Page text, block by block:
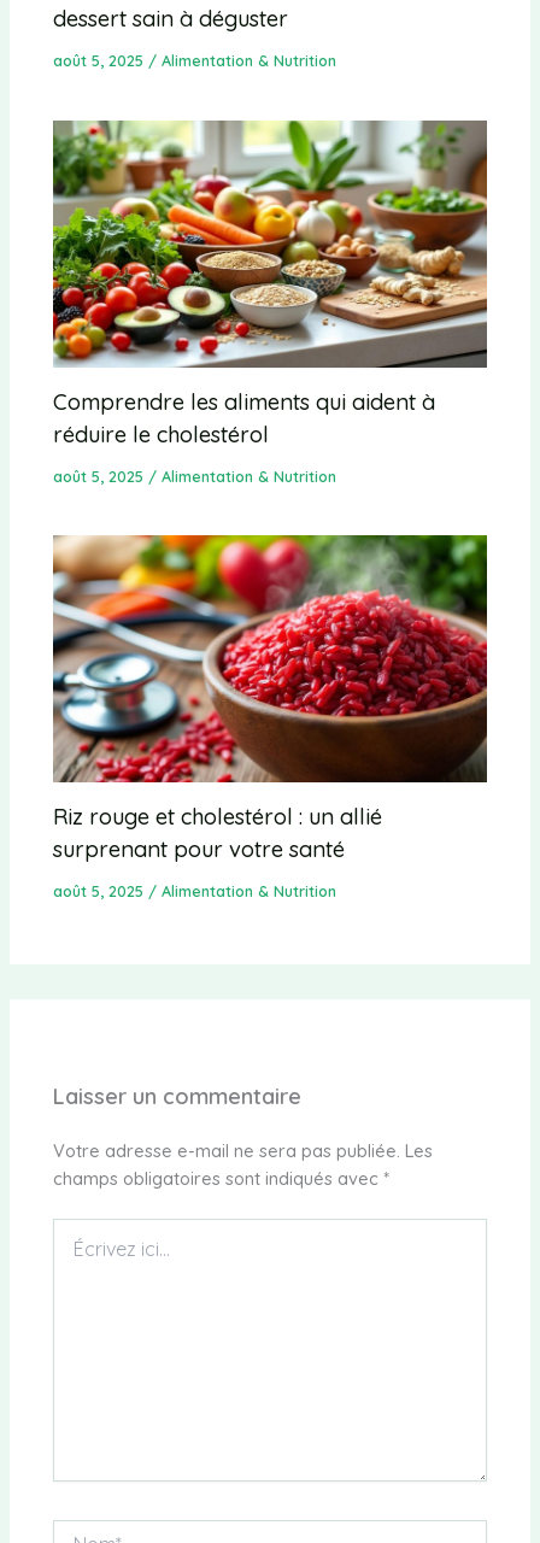
dessert sain à déguster
août 5, 2025 /Alimentation & Nutrition
Comprendre les aliments qui aident à
réduire le cholestérol
août 5, 2025 /Alimentation & Nutrition
Riz rouge et cholestérol : un allié
surprenant pour votre santé
août 5, 2025 /Alimentation & Nutrition
Laisser un commentaire
Votre adresse e-mail ne sera pas publiée. Les
champs obligatoires sont indiqués avec *
ici…